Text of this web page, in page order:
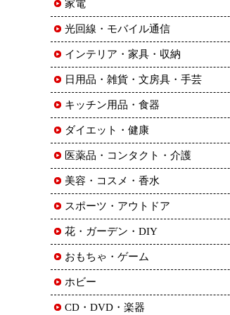
家電
光回線・モバイル通信
インテリア・家具・収納
日用品・雑貨・文房具・手芸
キッチン用品・食器
ダイエット・健康
医薬品・コンタクト・介護
美容・コスメ・香水
スポーツ・アウトドア
花・ガーデン・DIY
おもちゃ・ゲーム
ホビー
CD・DVD・楽器